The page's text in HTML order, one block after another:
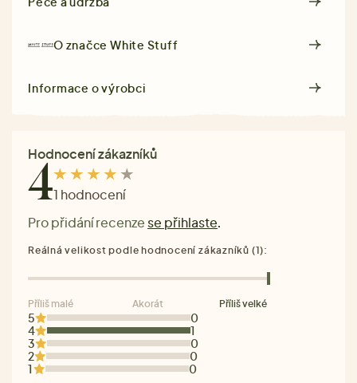
O značceWhite Stuff
Informace o výrobci
Hodnocení zákazníků
41 hodnocení
Pro přidání recenze se přihlaste.
5
0
4
1
3
0
2
0
1
0
Reálná velikost podle hodnocení zákazníků (1):
Příliš malé Akorát Příliš velké